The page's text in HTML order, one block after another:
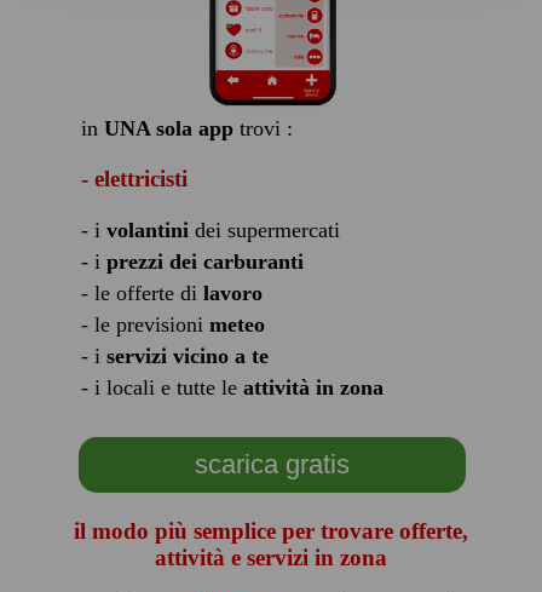
in UNA sola apptrovi :
- elettricisti
- i volantinidei supermercati
- i prezzi dei carburanti
- le offerte di lavoro
- le previsioni meteo
- i servizi vicino a te
- i locali e tutte le attività in zona
scarica gratis
il modo più semplice per trovare offerte,
attività e servizi in zona